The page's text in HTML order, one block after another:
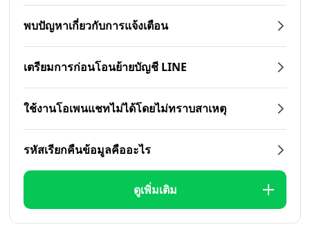
พบปัญหาเกี่ยวกับการแจ้งเตือน
เตรียมการก่อนโอนย้ายบัญชี LINE
ใช้งานโอเพนแชทไม่ได้โดยไม่ทราบสาเหตุ
รหัสเรียกคืนข้อมูลคืออะไร
ดูเพิ่มเติม